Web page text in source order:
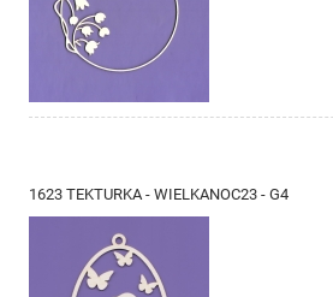
1623 TEKTURKA - WIELKANOC23 - G4